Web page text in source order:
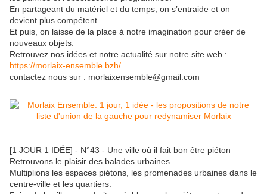
En partageant du matériel et du temps, on s’entraide et on
devient plus compétent.
Et puis, on laisse de la place à notre imagination pour créer de
nouveaux objets.
Retrouvez nos idées et notre actualité sur notre site web :
https://morlaix-ensemble.bzh/
contactez nous sur : morlaixensemble@gmail.com
[1 JOUR 1 IDÉE] - N°43 - Une ville où il fait bon être piéton
Retrouvons le plaisir des balades urbaines
Multiplions les espaces piétons, les promenades urbaines dans le
centre-ville et les quartiers.